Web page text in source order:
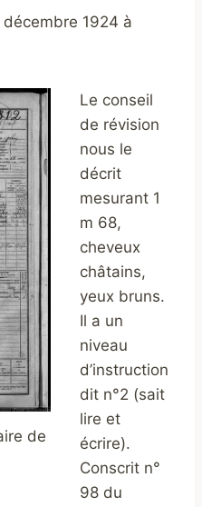
1924 à
de
Le conseil
de révision
nous le
décrit
mesurant 1
m 68,
cheveux
châtains,
yeux bruns.
Il a un
niveau
d’instruction
dit n°2 (sait
lire et
écrire).
Conscrit n°
98 du